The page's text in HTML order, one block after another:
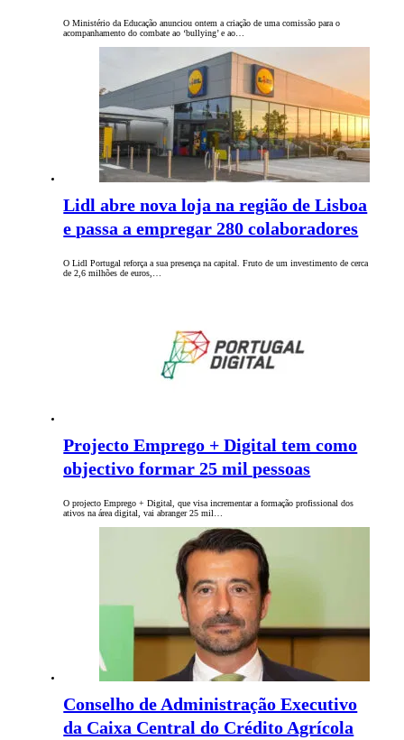
O Ministério da Educação anunciou ontem a criação de uma comissão para o
acompanhamento do combate ao ‘bullying’ e ao…
Lidl abre nova loja na região de Lisboa
e passa a empregar 280 colaboradores
O Lidl Portugal reforça a sua presença na capital. Fruto de um investimento de cerca
de 2,6 milhões de euros,…
Projecto Emprego + Digital tem como
objectivo formar 25 mil pessoas
O projecto Emprego + Digital, que visa incrementar a formação profissional dos
ativos na área digital, vai abranger 25 mil…
Conselho de Administração Executivo
da Caixa Central do Crédito Agrícola